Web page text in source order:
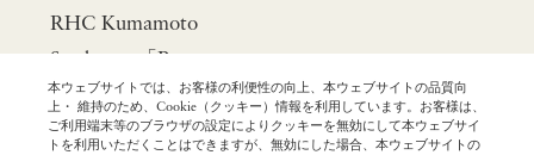
RHC Kumamoto
Sendagaya「R」
Futakotamagawa「R」
Tsujido「R」
本ウェブサイトでは、お客様の利便性の向上、本ウェブサイトの品質向
上・ 維持のため、Cookie（クッキー）情報を利用しています。お客様は、
ご利用端末等のブラウザの設定によりクッキーを無効にして本ウェブサイ
トを利用いただくことはできますが、無効にした場合、本ウェブサイトの